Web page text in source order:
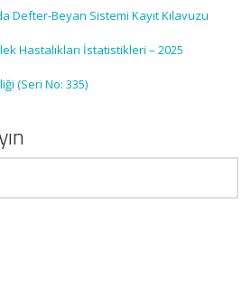
Defter-Beyan Sistemi Kayıt Kılavuzu
Hastalıkları İstatistikleri – 2025
(Seri No: 335)